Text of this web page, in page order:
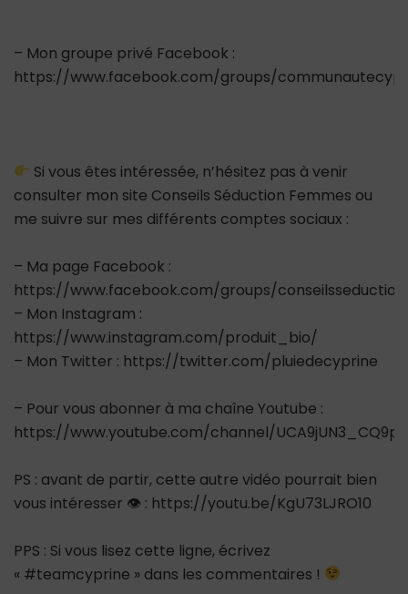
– Mon groupe privé Facebook :
https://www.facebook.com/groups/
Si vous êtes intéressée, n’hésitez pas à venir
consulter mon site Conseils Séduction Femmes ou
me suivre sur mes différents comptes sociaux :
– Ma page Facebook :
https://www.facebook.com/groups/
– Mon Instagram :
https://www.instagram.com/produit_bio/
– Mon Twitter : https://twitter.com/pluiedecyprine
– Pour vous abonner à ma chaîne Youtube :
https://www.youtube.com/channel/
PS : avant de partir, cette autre vidéo pourrait bien
vous intéresser 👁 : https://youtu.be/KgU73LJRO10
PPS : Si vous lisez cette ligne, écrivez
« #teamcyprine » dans les commentaires !